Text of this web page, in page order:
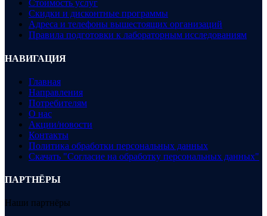
Стоимость услуг
Скидки и дисконтные программы
Адреса и телефоны вышестоящих организаций
Правила подготовки к лабораторным исследованиям
НАВИГАЦИЯ
Главная
Направления
Потребителям
О нас
Акции/новости
Контакты
Политика обработки персональных данных
Скачать "Согласие на обработку персональных данных"
ПАРТНЁРЫ
Наши партнёры